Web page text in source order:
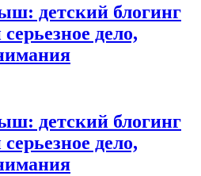
детский блогинг
дело,
детский блогинг
дело,